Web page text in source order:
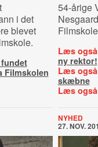
i det
blevet
Filmskolen
54-årige
Læs
ny rektor!
Læs
skæbne
Læs
NYHED
27. NOV.